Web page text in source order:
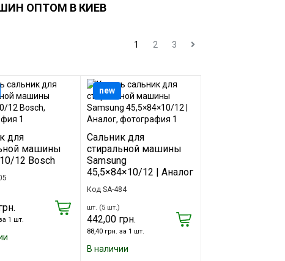
ОПТОМ В КИЕВ
1 2 3
для
машины
12 Bosch
1 шт.
Сальник для
стиральной машины
Samsung
45,5×84×10/12 | Аналог
Код SA-484
шт. (5 шт.)
442,00 грн.
88,40 грн. за 1 шт.
В наличии
new